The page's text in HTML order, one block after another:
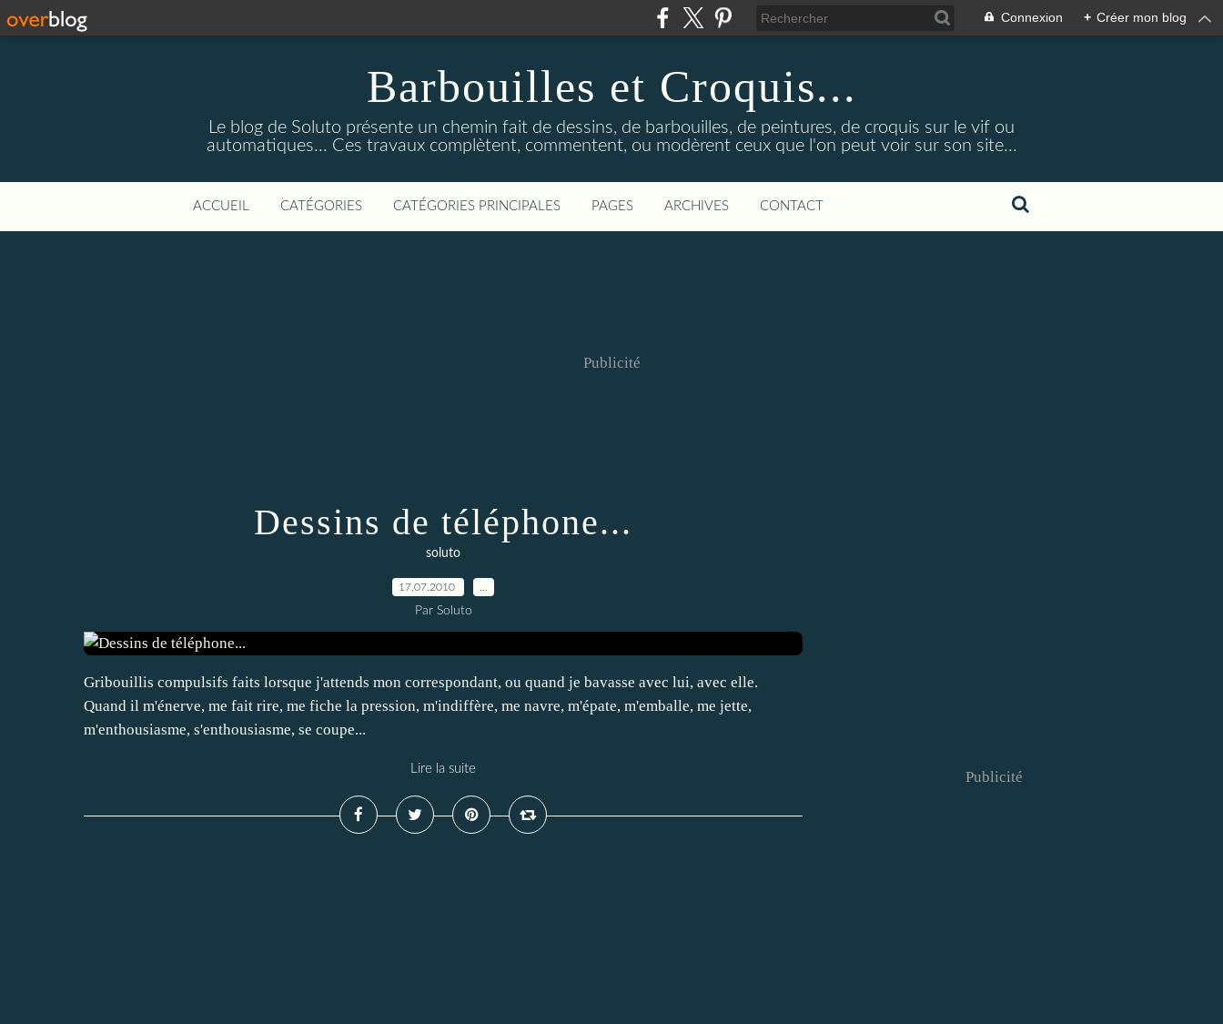
Connexion + Créer mon blog
Barbouilles et Croquis...
Le blog de Soluto présente un chemin fait de dessins, de barbouilles, de peintures, de croquis sur le vif ou
automatiques... Ces travaux complètent, commentent, ou modèrent ceux que l'on peut voir sur son site...
ACCUEIL CATÉGORIES CATÉGORIES PRINCIPALES PAGES ARCHIVES CONTACT
Publicité
Dessins de téléphone...
soluto
17.07.2010
Par Soluto
Gribouillis compulsifs faits lorsque j'attends mon correspondant, ou quand je bavasse avec lui, avec elle.
Quand il m'énerve, me fait rire, me fiche la pression, m'indiffère, me navre, m'épate, m'emballe, me jette,
m'enthousiasme, s'enthousiasme, se coupe...
Lire la suite Publicité